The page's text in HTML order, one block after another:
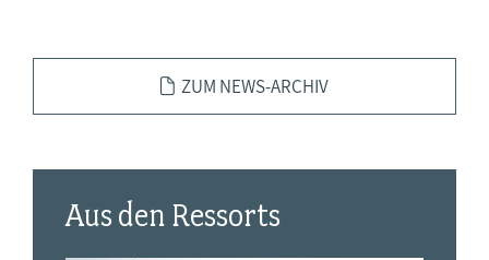
ZUM NEWS-ARCHIV
Aus den Ressorts